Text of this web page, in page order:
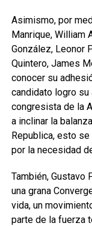
Asimismo, por
Manrique, William
González, Leonor
Quintero, James
conocer su
candidato logro su
congresista de la
a inclinar la
Republica, esto
por la necesidad
También, Gustavo
una grana
vida, un
parte de la fuerza